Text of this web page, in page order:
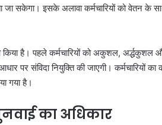
सकेगा। इसके अलावा कर्मचारियों को वेतन के
किया है। पहले कर्मचारियों को अकुशल, अर्द्धकुशल
पर संविदा नियुक्ति की जाएगी। कर्मचारियों का
गया है।
का अधिकार